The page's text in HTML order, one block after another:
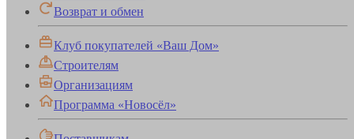
Возврат и обмен
Клуб покупателей «Ваш Дом»
Строителям
Организациям
Программа «Новосёл»